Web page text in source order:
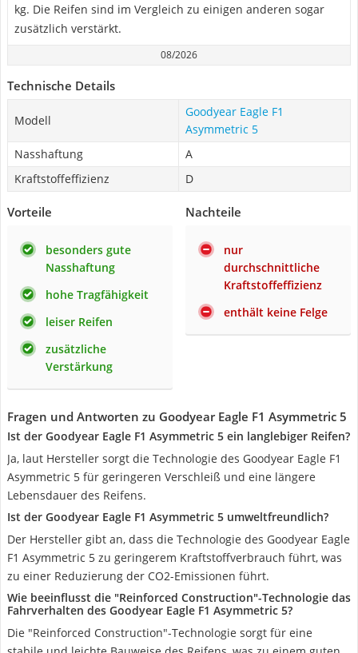
kg. Die Reifen sind im Vergleich zu einigen anderen sogar
zusätzlich verstärkt.
08/2026
Technische Details
Modell
Goodyear Eagle F1
Asymmetric 5
Nasshaftung
A
Kraftstoffeffizienz
D
Vorteile
besonders gute
Nasshaftung
hohe Tragfähigkeit
leiser Reifen
zusätzliche
Verstärkung
Nachteile
nur
durchschnittliche
Kraftstoffeffizienz
enthält keine Felge
Fragen und Antworten zu Goodyear Eagle F1 Asymmetric 5
Ist der Goodyear Eagle F1 Asymmetric 5 ein langlebiger Reifen?
Ja, laut Hersteller sorgt die Technologie des Goodyear Eagle F1
Asymmetric 5 für geringeren Verschleiß und eine längere
Lebensdauer des Reifens.
Ist der Goodyear Eagle F1 Asymmetric 5 umweltfreundlich?
Der Hersteller gibt an, dass die Technologie des Goodyear Eagle
F1 Asymmetric 5 zu geringerem Kraftstoffverbrauch führt, was
zu einer Reduzierung der CO2-Emissionen führt.
Wie beeinflusst die "Reinforced Construction"-Technologie das
Fahrverhalten des Goodyear Eagle F1 Asymmetric 5?
Die "Reinforced Construction"-Technologie sorgt für eine